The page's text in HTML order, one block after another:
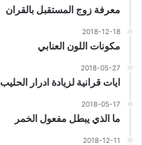
معرفة زوج المستقبل بالقران
2018-12-18
مكونات اللون العنابي
2018-05-27
ايات قرانية لزيادة ادرار الحليب
2018-05-17
ما الذي يبطل مفعول الخمر
2018-12-11